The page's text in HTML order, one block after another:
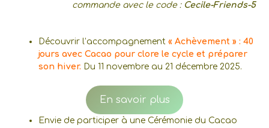
commande avec le code : Cecile-Friends-5
Découvrir l’accompagnement « Achèvement » : 40
jours avec Cacao pour clore le cycle et préparer
son hiver. Du 11 novembre au 21 décembre 2025.
En savoir plus
Envie de participer à une Cérémonie du Cacao